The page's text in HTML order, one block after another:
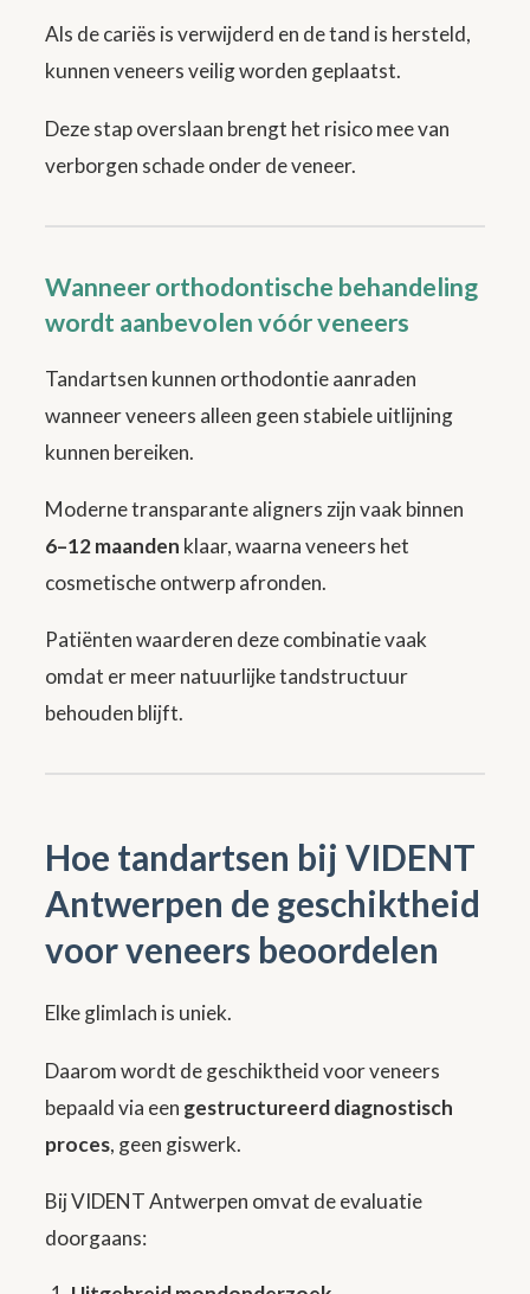
Als de cariës is verwijderd en de tand is hersteld,
kunnen veneers veilig worden geplaatst.
Deze stap overslaan brengt het risico mee van
verborgen schade onder de veneer.
Wanneer orthodontische behandeling
wordt aanbevolen vóór veneers
Tandartsen kunnen orthodontie aanraden
wanneer veneers alleen geen stabiele uitlijning
kunnen bereiken.
Moderne transparante aligners zijn vaak binnen
6–12 maanden klaar, waarna veneers het
cosmetische ontwerp afronden.
Patiënten waarderen deze combinatie vaak
omdat er meer natuurlijke tandstructuur
behouden blijft.
Hoe tandartsen bij VIDENT
Antwerpen de geschiktheid
voor veneers beoordelen
Elke glimlach is uniek.
Daarom wordt de geschiktheid voor veneers
bepaald via een gestructureerd diagnostisch
proces, geen giswerk.
Bij VIDENT Antwerpen omvat de evaluatie
doorgaans: